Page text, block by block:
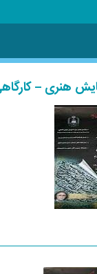
هنری – کارگاهی